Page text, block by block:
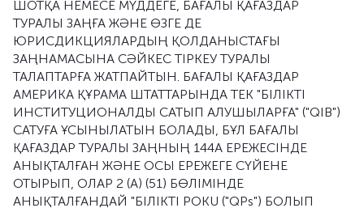
ШОТҚА НЕМЕСЕ МҮДДЕГЕ, БАҒАЛЫ ҚАҒАЗДАР
ТУРАЛЫ ЗАҢҒА ЖӘНЕ ӨЗГЕ ДЕ
ЮРИСДИКЦИЯЛАРДЫҢ ҚОЛДАНЫСТАҒЫ
ЗАҢНАМАСЫНА СӘЙКЕС ТІРКЕУ ТУРАЛЫ
ТАЛАПТАРҒА ЖАТПАЙТЫН. БАҒАЛЫ ҚАҒАЗДАР
АМЕРИКА ҚҰРАМА ШТАТТАРЫНДА ТЕК "БІЛІКТІ
ИНСТИТУЦИОНАЛДЫ САТЫП АЛУШЫЛАРҒА" ("QIB")
САТУҒА ҰСЫНЫЛАТЫН БОЛАДЫ, БҰЛ БАҒАЛЫ
ҚАҒАЗДАР ТУРАЛЫ ЗАҢНЫҢ 144А ЕРЕЖЕСІНДЕ
АНЫҚТАЛҒАН ЖӘНЕ ОСЫ ЕРЕЖЕГЕ СҮЙЕНЕ
ОТЫРЫП, ОЛАР 2 (A) (51) БӨЛІМІНДЕ
АНЫҚТАЛҒАНДАЙ "БІЛІКТІ POKU ("QPs") БОЛЫП